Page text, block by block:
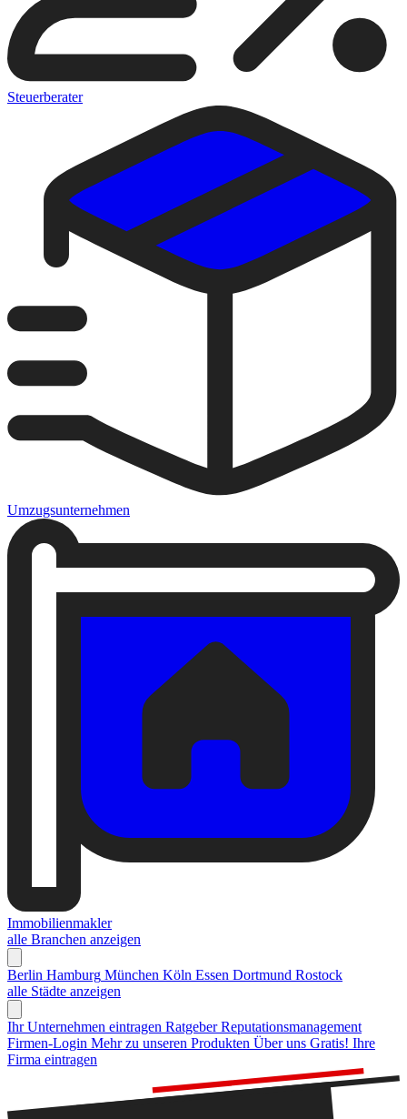
Steuerberater
Umzugsunternehmen
Immobilienmakler
alle Branchen anzeigen
Berlin Hamburg München Köln Essen Dortmund Rostock
alle Städte anzeigen
Ihr Unternehmen eintragen Ratgeber Reputationsmanagement
Firmen-Login Mehr zu unseren Produkten Über uns Gratis! Ihre
Firma eintragen